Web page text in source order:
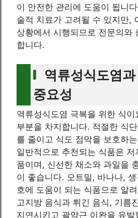
이 안전한 관리에 도움이 됩니
술적 치료가 고려될 수 있지만,
상황에서 시행되므로 전문의와
합니다.
역류성식도염
중요성
역류성식도염 극복을 위한 식
부분을 차지합니다. 적절한 식
를 줄이고 식도 점막을 보호하
일반적으로 추천되는 식품은 저
품이며, 신선한 채소와 과일을
이 좋습니다. 오트밀, 바나나,
호에 도움이 되는 식품으로 알
고지방 음식과 튀긴 음식, 기름
지연시키고 괄약근 이완을 유발